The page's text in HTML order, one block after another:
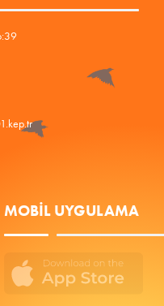
MOBIL UYGULAMA